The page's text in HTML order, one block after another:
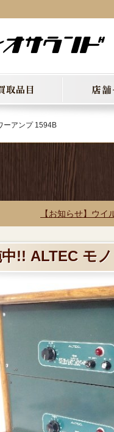
ーアンプ 1594B
【お知らせ】ウ
!! ALTEC モ